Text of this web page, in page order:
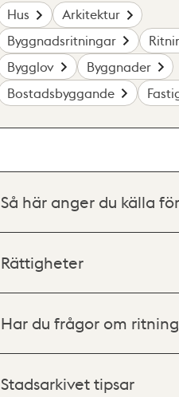
Hus
Arkitektur
Byggnadsritningar
Bygglov
Byggnader
Bostadsbyggande
Så här anger du källa
Rättigheter
Har du frågor om
Stadsarkivet tipsar